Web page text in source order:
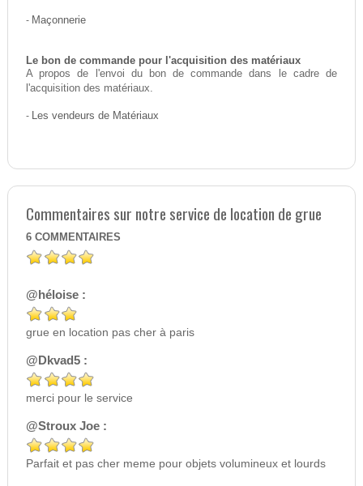
- Maçonnerie
Le bon de commande pour l'acquisition des matériaux
A propos de l'envoi du bon de commande dans le cadre de
l'acquisition des matériaux.
- Les vendeurs de Matériaux
Commentaires sur notre service de location de grue
6 COMMENTAIRES
@héloise :
grue en location pas cher à paris
@Dkvad5 :
merci pour le service
@Stroux Joe :
Parfait et pas cher meme pour objets volumineux et lourds